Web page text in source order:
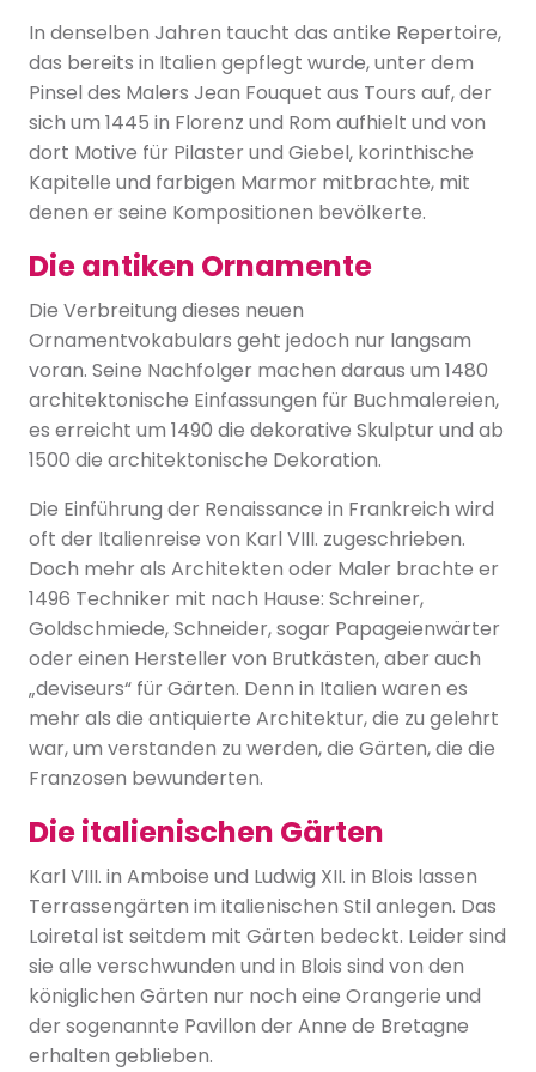
In denselben Jahren taucht das antike Repertoire,
das bereits in Italien gepflegt wurde, unter dem
Pinsel des Malers Jean Fouquet aus Tours auf, der
sich um 1445 in Florenz und Rom aufhielt und von
dort Motive für Pilaster und Giebel, korinthische
Kapitelle und farbigen Marmor mitbrachte, mit
denen er seine Kompositionen bevölkerte.
Die antiken Ornamente
Die Verbreitung dieses neuen
Ornamentvokabulars geht jedoch nur langsam
voran. Seine Nachfolger machen daraus um 1480
architektonische Einfassungen für Buchmalereien,
es erreicht um 1490 die dekorative Skulptur und ab
1500 die architektonische Dekoration.
Die Einführung der Renaissance in Frankreich wird
oft der Italienreise von Karl VIII. zugeschrieben.
Doch mehr als Architekten oder Maler brachte er
1496 Techniker mit nach Hause: Schreiner,
Goldschmiede, Schneider, sogar Papageienwärter
oder einen Hersteller von Brutkästen, aber auch
„deviseurs“ für Gärten. Denn in Italien waren es
mehr als die antiquierte Architektur, die zu gelehrt
war, um verstanden zu werden, die Gärten, die die
Franzosen bewunderten.
Die italienischen Gärten
Karl VIII. in Amboise und Ludwig XII. in Blois lassen
Terrassengärten im italienischen Stil anlegen. Das
Loiretal ist seitdem mit Gärten bedeckt. Leider sind
sie alle verschwunden und in Blois sind von den
königlichen Gärten nur noch eine Orangerie und
der sogenannte Pavillon der Anne de Bretagne
erhalten geblieben.